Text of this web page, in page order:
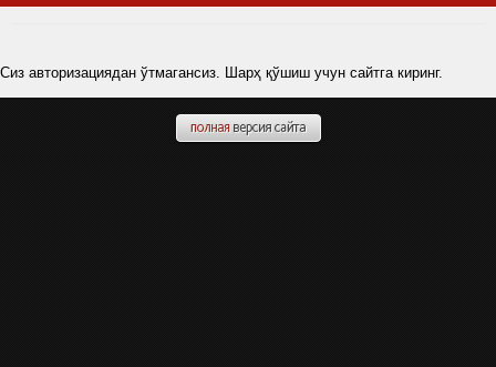
Сиз авторизациядан ўтмагансиз. Шарҳ қўшиш учун сайтга киринг.